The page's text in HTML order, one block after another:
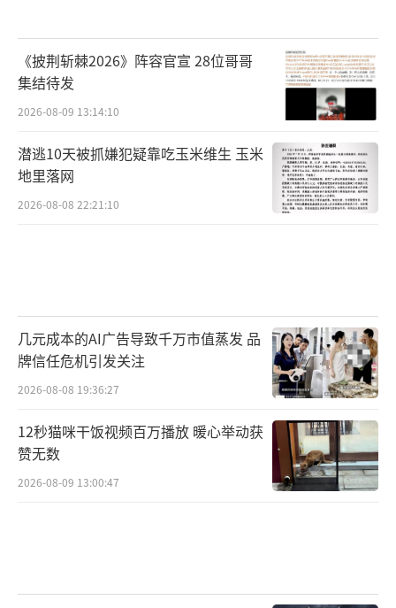
《披荆斩棘2026》阵容官宣 28位哥哥
集结待发
2026-08-09 13:14:10
潜逃10天被抓嫌犯疑靠吃玉米维生 玉米
地里落网
2026-08-08 22:21:10
几元成本的AI广告导致千万市值蒸发 品
牌信任危机引发关注
2026-08-08 19:36:27
12秒猫咪干饭视频百万播放 暖心举动获
赞无数
2026-08-09 13:00:47